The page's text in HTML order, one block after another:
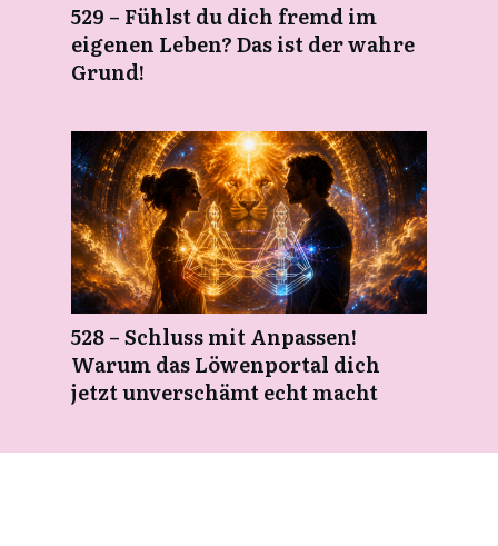
529 – Fühlst du dich fremd im
eigenen Leben? Das ist der wahre
Grund!
528 – Schluss mit Anpassen!
Warum das Löwenportal dich
jetzt unverschämt echt macht